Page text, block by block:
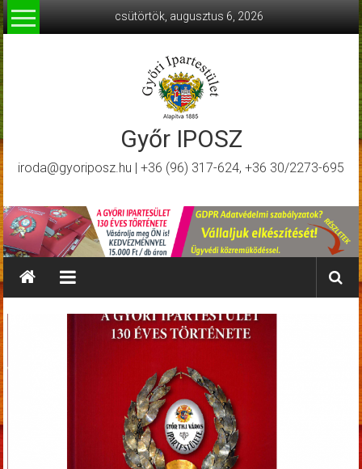
Skip
to
content
csütörtök, augusztus 6, 2026
Győr IPOSZ
iroda@gyoriposz.hu | +36 (96) 317-624, +36 30/2273-695